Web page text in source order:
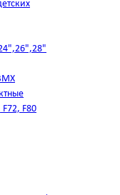
F80